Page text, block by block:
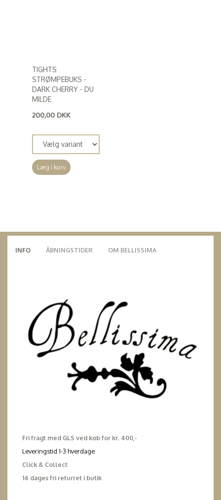
TIGHTS
STRØMPEBUKS -
DARK CHERRY - DU
MILDE
200,00 DKK
Læg i kurv
INFO ÅBNINGSTIDER OM BELLISSIMA
Fri fragt med GLS ved køb for kr. 400,-
Leveringstid 1-3 hverdage
Click & Collect
14 dages fri returret i butik